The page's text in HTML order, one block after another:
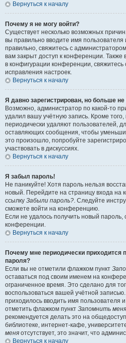
Вернуться к началу
Почему я не могу войти?
Существует несколько возможных
вы правильно вводите имя
правильно, свяжитесь с
вам закрыт доступ к конференции.
в конфигурации конференции,
исправления настроек.
Вернуться к началу
Я давно зарегистрирован, но больше не
Возможно, администратор по какой-то
удалил вашу учётную запись. Кроме
периодически удаляют пользователей,
оставляющих сообщения, чтобы
это произошло, попробуйте
участвовать в дискуссиях.
Вернуться к началу
Я забыл пароль!
Не паникуйте! Хотя пароль нельзя
новый. Перейдите на страницу входа
ссылку Забыли пароль?. Следуйте
сможете войти на конференцию.
Если не удалось получить новый
конференции.
Вернуться к началу
Почему мне периодически приходится
пароля?
Если вы не отметили флажком пункт
оставаться под своим именем на
ограниченное время. Это сделано для
воспользоваться вашей учётной
приходилось вводить имя пользователя
отметить флажком пункт Запомнить меня
рекомендуется делать это на
библиотеке, интернет-кафе,
меня отсутствует, это значит, что
Вернуться к началу